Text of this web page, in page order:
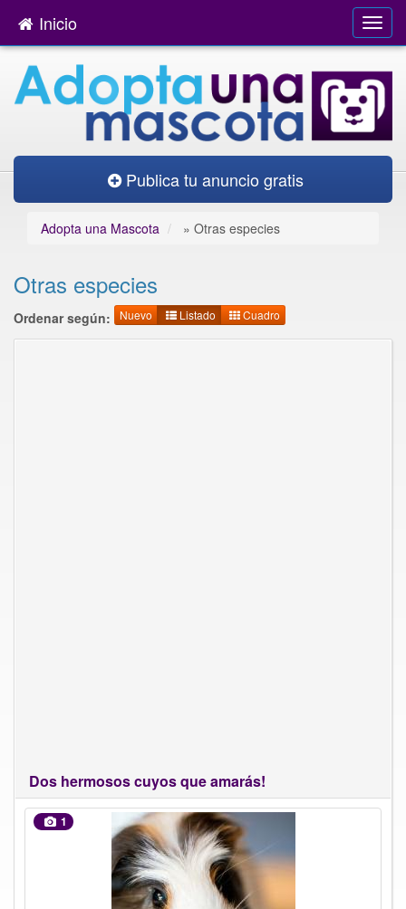
Inicio
Publica tu anuncio gratis
Adopta una Mascota » Otras especies
Otras especies
Ordenar según: Nuevo Listado Cuadro
Dos hermosos cuyos que amarás!
1